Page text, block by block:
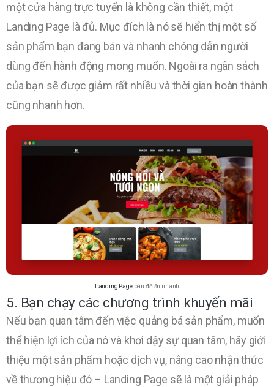
một cửa hàng trực tuyến là không cần thiết, một
Landing Page là đủ. Mục đích là nó sẽ hiển thị một số
sản phẩm bạn đang bán và nhanh chóng dẫn người
dùng đến hành động mong muốn. Ngoài ra ngân sách
của bạn sẽ được giảm rất nhiều và thời gian hoàn thành
cũng nhanh hơn.
Landing Pagebán đồ ăn nhanh
5. Bạn chạy các chương trình khuyến mãi
Nếu bạn quan tâm đến việc quảng bá sản phẩm, muốn
thể hiện lợi ích của nó và khơi dậy sự quan tâm, hãy giới
thiệu một sản phẩm hoặc dịch vụ, nâng cao nhận thức
về thương hiệu đó – Landing Page sẽ là một giải pháp